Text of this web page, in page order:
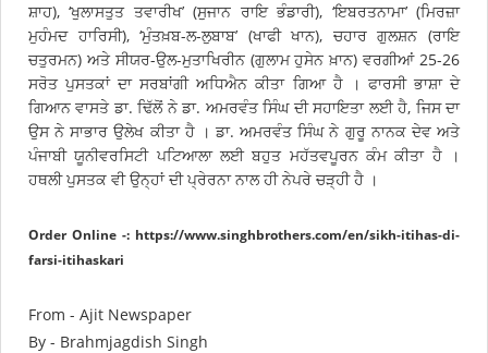
ਸ਼ਾਹ), ‘ਖੁਲਾਸਤੁਤ ਤਵਾਰੀਖ’ (ਸੁਜਾਨ ਰਾਇ ਭੰਡਾਰੀ), ‘ਇਬਰਤਨਾਮਾ’ (ਮਿਰਜ਼ਾ
ਮੁਹੰਮਦ ਹਾਰਿਸੀ), ‘ਮੁੰਤਖ਼ਬ-ਲ-ਲੁਬਾਬ’ (ਖਾਫੀ ਖਾਨ), ਚਹਾਰ ਗੁਲਸ਼ਨ (ਰਾਇ
ਚਤੁਰਮਨ) ਅਤੇ ਸੀਯਰ-ਉਲ-ਮੁਤਾਖਿਰੀਨ (ਗੁਲਾਮ ਹੁਸੇਨ ਖ਼ਾਨ) ਵਰਗੀਆਂ 25-26
ਸਰੋਤ ਪੁਸਤਕਾਂ ਦਾ ਸਰਬਾਂਗੀ ਅਧਿਐਨ ਕੀਤਾ ਗਿਆ ਹੈ । ਫਾਰਸੀ ਭਾਸ਼ਾ ਦੇ
ਗਿਆਨ ਵਾਸਤੇ ਡਾ. ਢਿੱਲੋਂ ਨੇ ਡਾ. ਅਮਰਵੰਤ ਸਿੰਘ ਦੀ ਸਹਾਇਤਾ ਲਈ ਹੈ, ਜਿਸ ਦਾ
ਉਸ ਨੇ ਸਾਭਾਰ ਉਲੇਖ ਕੀਤਾ ਹੈ । ਡਾ. ਅਮਰਵੰਤ ਸਿੰਘ ਨੇ ਗੁਰੂ ਨਾਨਕ ਦੇਵ ਅਤੇ
ਪੰਜਾਬੀ ਯੂਨੀਵਰਸਿਟੀ ਪਟਿਆਲਾ ਲਈ ਬਹੁਤ ਮਹੱਤਵਪੂਰਨ ਕੰਮ ਕੀਤਾ ਹੈ ।
ਹਥਲੀ ਪੁਸਤਕ ਵੀ ਉਨ੍ਹਾਂ ਦੀ ਪ੍ਰੇਰਨਾ ਨਾਲ ਹੀ ਨੇਪਰੇ ਚੜ੍ਹੀ ਹੈ ।
Order Online -: https://www.singhbrothers.com/en/sikh-itihas-di-
farsi-itihaskari
From - Ajit Newspaper
By - Brahmjagdish Singh